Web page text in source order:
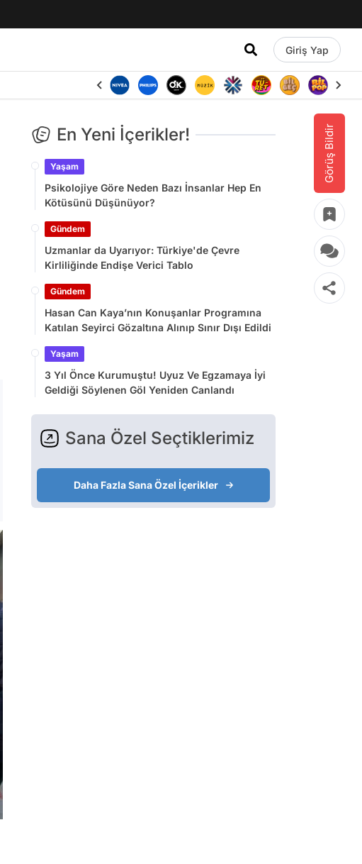
Giriş Yap
Görüş Bildir
En Yeni İçerikler!
Yaşam
Psikolojiye Göre Neden Bazı İnsanlar Hep En
Kötüsünü Düşünüyor?
Gündem
Uzmanlar da Uyarıyor: Türkiye'de Çevre
Kirliliğinde Endişe Verici Tablo
Gündem
Hasan Can Kaya’nın Konuşanlar Programına
Katılan Seyirci Gözaltına Alınıp Sınır Dışı Edildi
Yaşam
3 Yıl Önce Kurumuştu! Uyuz Ve Egzamaya İyi
Geldiği Söylenen Göl Yeniden Canlandı
Sana Özel Seçtiklerimiz
Daha Fazla Sana Özel İçerikler